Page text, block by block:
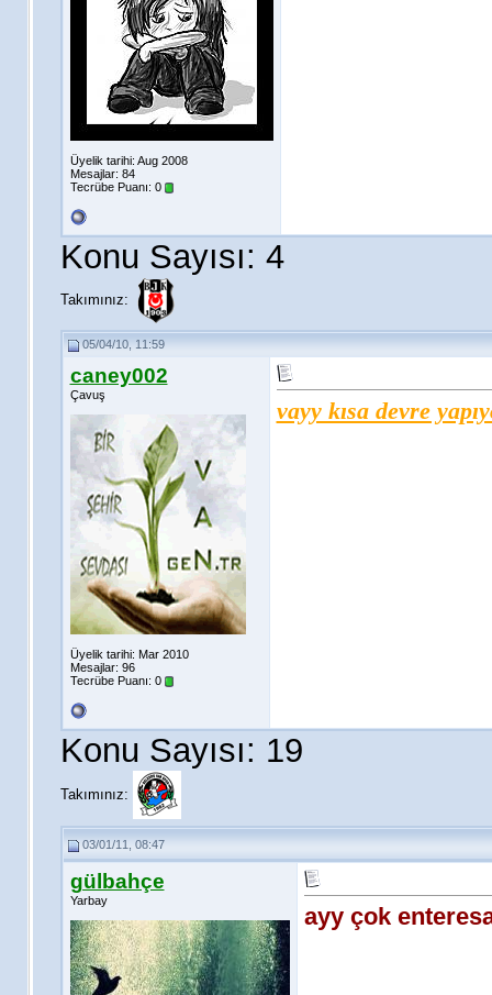
Üyelik tarihi: Aug 2008
Mesajlar: 84
Tecrübe Puanı: 0
Konu Sayısı: 4
Takımınız:
05/04/10, 11:59
caney002
Çavuş
Üyelik tarihi: Mar 2010
Mesajlar: 96
Tecrübe Puanı: 0
vayy kısa devre
Konu Sayısı: 19
Takımınız:
03/01/11, 08:47
gülbahçe
Yarbay
ayy çok